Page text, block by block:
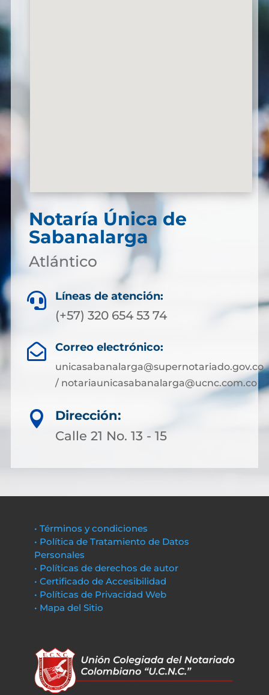
Notaría Única de
Sabanalarga
Atlántico
 Líneas de atención:
(+57) 320 654 53 74
 Correo electrónico:
unicasabanalarga@supernotariado.gov.co
/ notariaunicasabanalarga@ucnc.com.co

Dirección:
Calle 21 No. 13 - 15
• Términos y condiciones
• Política de Tratamiento de Datos
Personales
• Políticas de derechos de autor
• Certificado de Accesibilidad
• Políticas de Privacidad Web
• Mapa del Sitio